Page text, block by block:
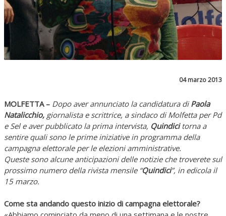
04 marzo 2013
MOLFETTA – Dopo aver annunciato la candidatura diPaola
Natalicchio, giornalista e scrittrice, a sindaco di Molfetta per Pd
e Sel e aver pubblicato la prima intervista, Quindicitorna a
sentire quali sono le prime iniziative in programma della
campagna elettorale per le elezioni amministrative.
Queste sono alcune anticipazioni delle notizie che troverete sul
prossimo numero della rivista mensile “Quindici”, in edicola il
15 marzo.
Come sta andando questo inizio di campagna elettorale?